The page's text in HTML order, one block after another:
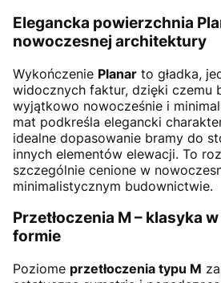
Elegancka powierzchnia
nowoczesnej architektury
Wykończenie Planar to gładka,
widocznych faktur, dzięki czemu
wyjątkowo nowocześnie i
mat podkreśla elegancki
idealne dopasowanie bramy do
innych elementów elewacji. To
szczególnie cenione w
minimalistycznym budownictwie.
Przetłoczenia M – klasyka
formie
Poziome przetłoczenia typu M